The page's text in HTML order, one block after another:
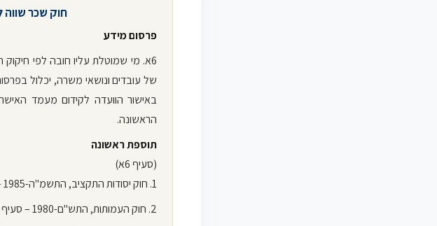
חוק שכר שווה
פרסום מידע
6א. מי שמוטלת עליו חובה לפי
של עובדים ונושאי משרה, יכלול
באישור הוועדה לקידום מעמד
הראשונה.
תוספת ראשונה
(סעיף 6א)
1. חוק יסודות התקציב, התשמ"ה-1985 – סעיף 33;
2. חוק העמותות, התש"ם-1980 – סעיף 36(ב);